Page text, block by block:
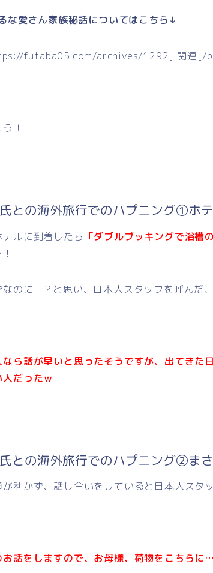
な愛さん家族秘話についてはこちら↓
futaba05.com/archives/1292] 関連[/
！
との海外旅行でのハプニング①ホ
ルに到着したら 「ダブルブッキングで浴槽
のに…？と思い、日本人スタッフを呼んだ、
ら話が早いと思ったそうですが、出てきた
だったｗ
との海外旅行でのハプニング②ま
利かず、話し合いをしていると日本人スタ
お話をしますので、お母様、荷物をこちらに…